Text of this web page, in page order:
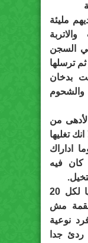
عمال أيديهم مليئة
السجن
ثم ترسلها
بدخان
والشحوم
من
تغليها
اداراك
كان فيه
تعال نتكلم عن الجبنة علبه يوميا لكل 20
مش
لكل فرد نوعية
ردئ جدا